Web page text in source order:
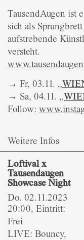
TausendAugen ist
sich als
aufstrebende
versteht.
→ Fr, 03.11. „
→ Sa, 04.11. „
Follow:
Weitere Infos
Loftival x
Tausendaugen
Showcase Night
Do. 02.11.2023
20:00, Eintritt:
Frei
LIVE: Bouncy,